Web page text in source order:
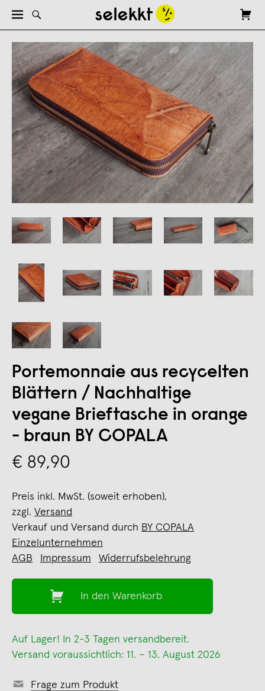
Portemonnaie aus recycelten
Blättern / Nachhaltige
vegane Brieftasche in orange
- braun BY COPALA
€ 89,90
Preis inkl. MwSt. (soweit erhoben),
zzgl. Versand
Verkauf und Versand durch BY COPALA
Einzelunternehmen
AGB
Impressum Widerrufsbelehrung
In den Warenkorb
Auf Lager! In 2-3 Tagen versandbereit.
Versand voraussichtlich: 11. – 13. August 2026
Frage zum Produkt